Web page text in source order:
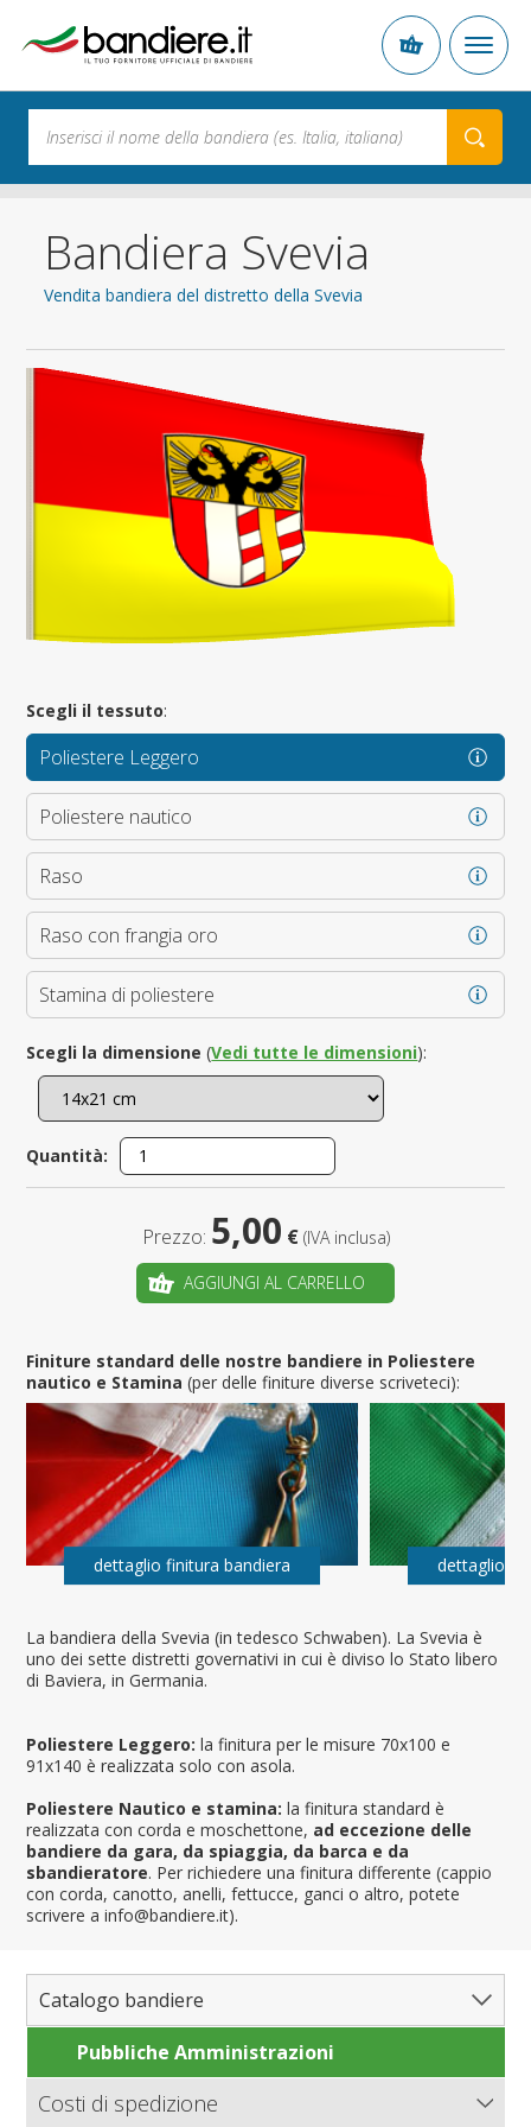
Bandiera Svevia
Vendita bandiera del distretto della Svevia
La bandiera della Svevia (in tedesco Schwaben). La Svevia è
uno dei sette distretti governativi in cui è diviso lo Stato libero
di Baviera, in Germania.
Poliestere Leggero: la finitura per le misure 70x100 e
91x140 è realizzata solo con asola.
Poliestere Nautico e stamina: la finitura standard è
realizzata con corda e moschettone, ad eccezione delle
bandiere da gara, da spiaggia, da barca e da
sbandieratore. Per richiedere una finitura differente (cappio
con corda, canotto, anelli, fettucce, ganci o altro, potete
scrivere a info@bandiere.it).
Scegli il tessuto:
Poliestere Leggero
Poliestere nautico
Raso
Raso con frangia oro
Stamina di poliestere
Scegli la dimensione (Vedi tutte le dimensioni):
Quantità:
Prezzo: 5,00 € (IVA inclusa)
AGGIUNGI AL CARRELLO
Finiture standard delle nostre bandiere in Poliestere
nautico e Stamina(per delle finiture diverse scriveteci):
dettaglio finitura bandiera dettaglio
Catalogo bandiere
Bandiere del Mondo
Pubbliche Amministrazioni
Costi di spedizione